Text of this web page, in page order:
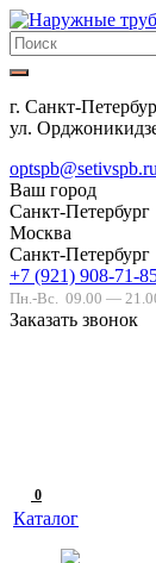
г. Санкт-
ул.
optspb@setivspb.ru
Ваш город
Санкт-Петербург
Москва
Санкт-Петербург
+7 (921) 908-71-
Пн.-Вс. 09.00 —
Заказать звонок
0
Каталог